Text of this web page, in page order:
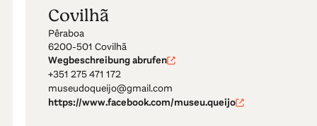
Covilhã
Pêraboa
6200-501 Covilhã
Wegbeschreibung abrufen
+351 275 471 172
museudoqueijo@gmail.com
https://www.facebook.com/museu.queijo